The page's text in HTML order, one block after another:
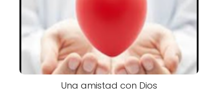
Una amistad con Dios